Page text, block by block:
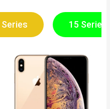
Series 15 Series